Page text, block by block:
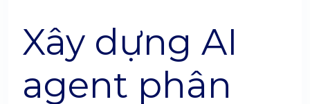
Xây dựng AI
agent phân